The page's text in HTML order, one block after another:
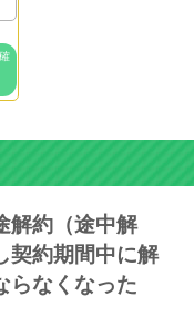
解約（途中解
契約期間中に解
らなくなった